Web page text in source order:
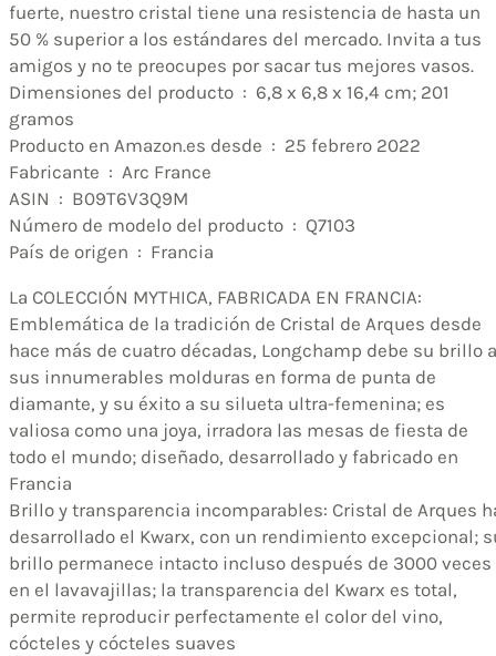
fuerte, nuestro cristal tiene una resistencia de hasta un
50 % superior a los estándares del mercado. Invita a tus
amigos y no te preocupes por sacar tus mejores vasos.
Dimensiones del producto ‏ : ‎ 6,8 x 6,8 x 16,4 cm; 201
gramos
Producto en Amazon.es desde ‏ : ‎ 25 febrero 2022
Fabricante ‏ : ‎ Arc France
ASIN ‏ : ‎ B09T6V3Q9M
Número de modelo del producto ‏ : ‎ Q7103
País de origen ‏ : ‎ Francia
La COLECCIÓN MYTHICA, FABRICADA EN FRANCIA:
Emblemática de la tradición de Cristal de Arques desde
hace más de cuatro décadas, Longchamp debe su brillo a
sus innumerables molduras en forma de punta de
diamante, y su éxito a su silueta ultra-femenina; es
valiosa como una joya, irradora las mesas de fiesta de
todo el mundo; diseñado, desarrollado y fabricado en
Francia
Brillo y transparencia incomparables: Cristal de Arques
desarrollado el Kwarx, con un rendimiento excepcional;
brillo permanece intacto incluso después de 3000 veces
en el lavavajillas; la transparencia del Kwarx es total,
permite reproducir perfectamente el color del vino,
cócteles y cócteles suaves